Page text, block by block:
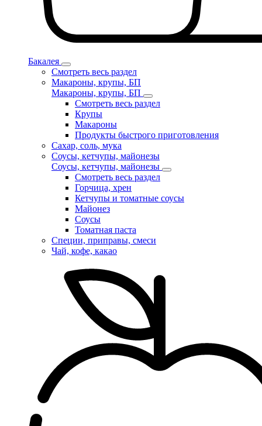
Бакалея
Смотреть весь раздел
Макароны, крупы, БП
Макароны, крупы, БП
Смотреть весь раздел
Крупы
Макароны
Продукты быстрого приготовления
Сахар, соль, мука
Соусы, кетчупы, майонезы
Соусы, кетчупы, майонезы
Смотреть весь раздел
Горчица, хрен
Кетчупы и томатные соусы
Майонез
Соусы
Томатная паста
Специи, приправы, смеси
Чай, кофе, какао